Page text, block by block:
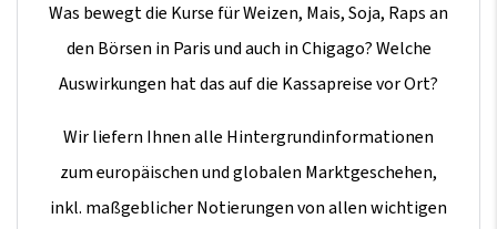
Was bewegt die Kurse für Weizen, Mais, Soja, Raps an
den Börsen in Paris und auch in Chigago? Welche
Auswirkungen hat das auf die Kassapreise vor Ort?
Wir liefern Ihnen alle Hintergrundinformationen
zum europäischen und globalen Marktgeschehen,
inkl. maßgeblicher Notierungen von allen wichtigen